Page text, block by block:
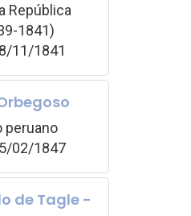
República
1841)
11/1841
peruano
02/1847
de Tagle -